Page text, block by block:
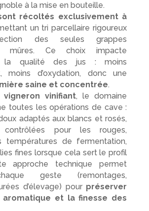
à la mise en bouteille.
récoltés exclusivement à
un tri parcellaire rigoureux
des seules grappes
mûres. Ce choix impacte
la qualité des jus : moins
moins d’oxydation, donc une
saine et concentrée.
vigneron vinifiant, le domaine
toutes les opérations de cave :
adaptés aux blancs et rosés,
contrôlées pour les rouges,
températures de fermentation,
fines lorsque cela sert le profil
approche technique permet
geste (remontages,
d’élevage) pour préserver
aromatique et la finesse des